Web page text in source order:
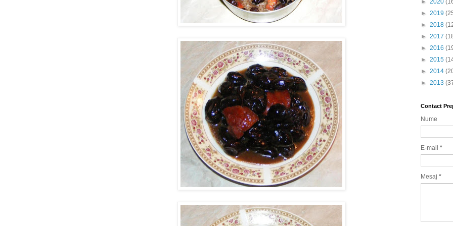
► 2020
► 2019
► 2018
► 2017
► 2016
► 2015
► 2014
► 2013
Contact
Nume
E-mail *
Mesaj *